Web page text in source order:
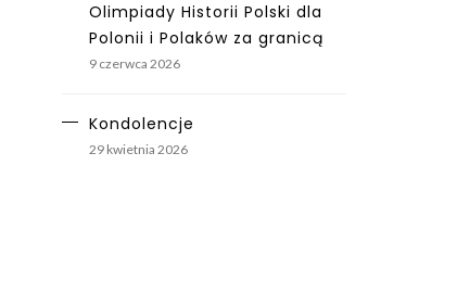
Olimpiady Historii Polski dla
Polonii i Polaków za granicą
9 czerwca 2026
Kondolencje
29 kwietnia 2026